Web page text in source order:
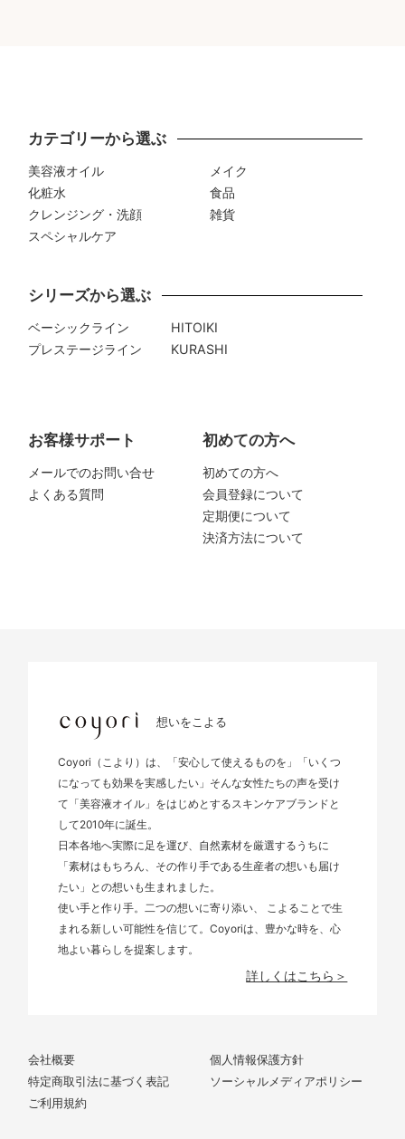
カテゴリーから選ぶ
美容液オイル
化粧水
クレンジング・洗顔
スペシャルケア
メイク
食品
雑貨
シリーズから選ぶ
ベーシックライン
プレステージライン
HITOIKI
KURASHI
お客様サポート
メールでのお問い合せ
よくある質問
初めての方へ
初めての方へ
会員登録について
定期便について
決済方法について
想いをこよる
Coyori（こより）は、「安心して使えるものを」「いくつ
になっても効果を実感したい」そんな女性たちの声を受け
て「美容液オイル」をはじめとするスキンケアブランドと
して2010年に誕生。
日本各地へ実際に足を運び、自然素材を厳選するうちに
「素材はもちろん、その作り手である生産者の想いも届け
たい」との想いも生まれました。
使い手と作り手。二つの想いに寄り添い、 こよることで生
まれる新しい可能性を信じて。Coyoriは、豊かな時を、心
地よい暮らしを提案します。
詳しくはこちら＞
会社概要
個人情報保護方針
特定商取引法に基づく表記
ソーシャルメディアポリシー
ご利用規約